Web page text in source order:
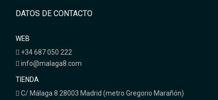
DATOS DE CONTACTO
WEB
+34 687 050 222
info@malaga8.com
TIENDA
C/ Málaga 8 28003 Madrid (metro Gregorio Marañón)